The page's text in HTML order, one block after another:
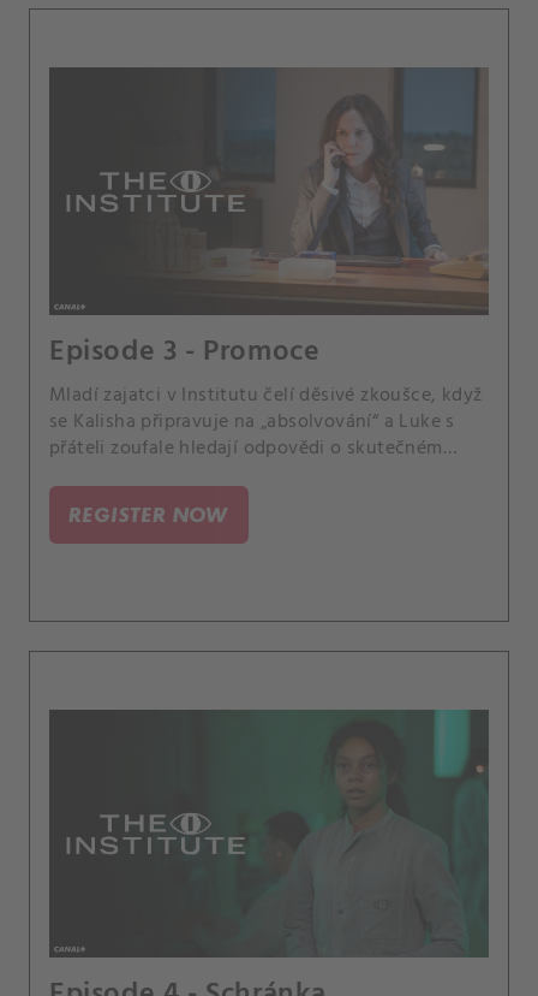
Episode 3 - Promoce
Mladí zajatci v Institutu čelí děsivé zkoušce, když
se Kalisha připravuje na „absolvování“ a Luke s
přáteli zoufale hledají odpovědi o skutečném
spiknutí.
REGISTER NOW